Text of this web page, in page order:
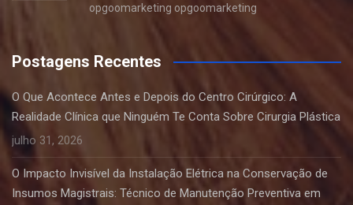
opgoomarketing opgoomarketing
Postagens Recentes
O Que Acontece Antes e Depois do Centro Cirúrgico: A
Realidade Clínica que Ninguém Te Conta Sobre Cirurgia Plástica
julho 31, 2026
O Impacto Invisível da Instalação Elétrica na Conservação de
Insumos Magistrais: Técnico de Manutenção Preventiva em